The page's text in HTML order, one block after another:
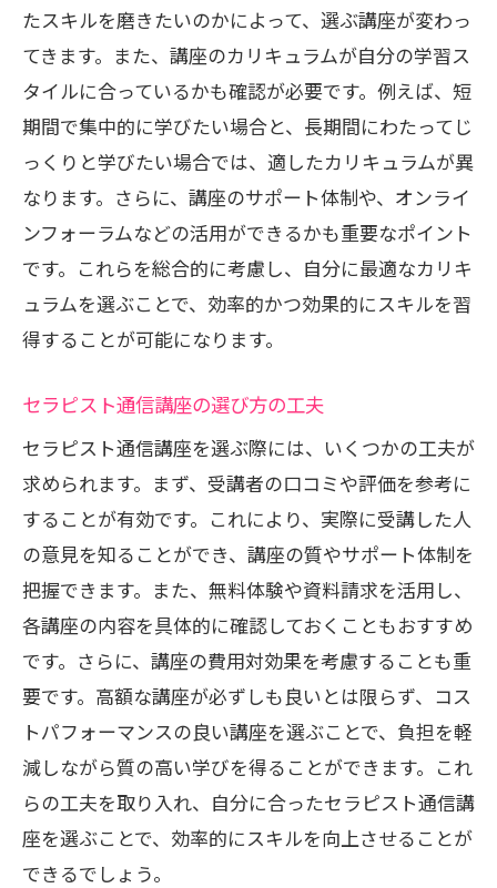
たスキルを磨きたいのかによって、選ぶ講座が変わっ
てきます。また、講座のカリキュラムが自分の学習ス
タイルに合っているかも確認が必要です。例えば、短
期間で集中的に学びたい場合と、長期間にわたってじ
っくりと学びたい場合では、適したカリキュラムが異
なります。さらに、講座のサポート体制や、オンライ
ンフォーラムなどの活用ができるかも重要なポイント
です。これらを総合的に考慮し、自分に最適なカリキ
ュラムを選ぶことで、効率的かつ効果的にスキルを習
得することが可能になります。
セラピスト通信講座の選び方の工夫
セラピスト通信講座を選ぶ際には、いくつかの工夫が
求められます。まず、受講者の口コミや評価を参考に
することが有効です。これにより、実際に受講した人
の意見を知ることができ、講座の質やサポート体制を
把握できます。また、無料体験や資料請求を活用し、
各講座の内容を具体的に確認しておくこともおすすめ
です。さらに、講座の費用対効果を考慮することも重
要です。高額な講座が必ずしも良いとは限らず、コス
トパフォーマンスの良い講座を選ぶことで、負担を軽
減しながら質の高い学びを得ることができます。これ
らの工夫を取り入れ、自分に合ったセラピスト通信講
座を選ぶことで、効率的にスキルを向上させることが
できるでしょう。